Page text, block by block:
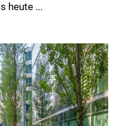
heute ...